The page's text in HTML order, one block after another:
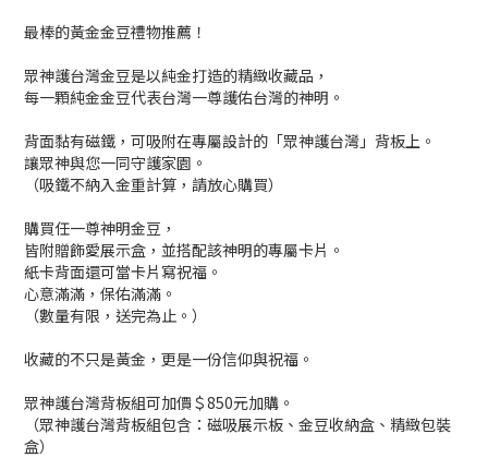
最棒的黃金金豆禮物推薦！
眾神護台灣金豆是以純金打造的精緻收藏品，
每一顆純金金豆代表台灣一尊護佑台灣的神明。
背面黏有磁鐵，可吸附在專屬設計的「眾神護台灣」背板上。
讓眾神與您一同守護家園。
（吸鐵不納入金重計算，請放心購買）
購買任一尊神明金豆，
皆附贈飾愛展示盒，並搭配該神明的專屬卡片。
紙卡背面還可當卡片寫祝福。
心意滿滿，保佑滿滿。
（數量有限，送完為止。）
收藏的不只是黃金，更是一份信仰與祝福。
眾神護台灣背板組可加價＄850元加購。
（眾神護台灣背板組包含：磁吸展示板、金豆收納盒、精緻包裝
盒）